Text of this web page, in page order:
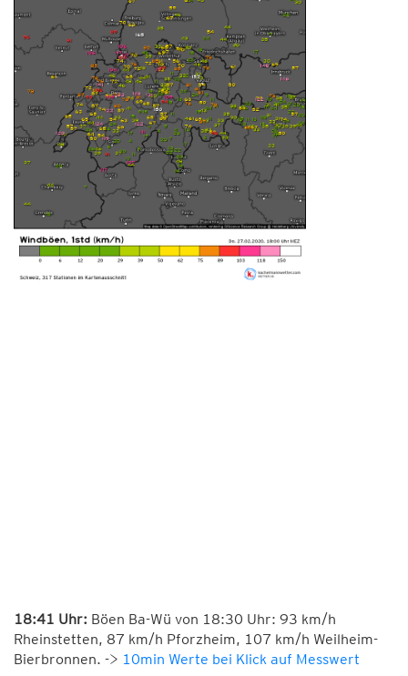
18:41 Uhr: Böen Ba-Wü von 18:30 Uhr: 93 km/h
Rheinstetten, 87 km/h Pforzheim, 107 km/h Weilheim-
Bierbronnen. -> 10min Werte bei Klick auf Messwert